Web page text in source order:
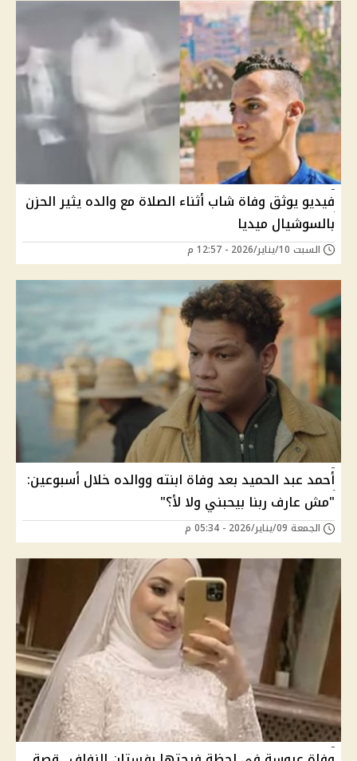
فيديو يوثق وفاة شاب أثناء الصلاة مع والده يثير الحزن
بالسوشيال ميديا
السبت 10/يناير/2026 - 12:57 م
أحمد عبد الحميد بعد وفاة ابنته ووالده خلال أسبوعين:
"مش عارف ربنا بيحبني ولا لأ؟"
الجمعة 09/يناير/2026 - 05:34 م